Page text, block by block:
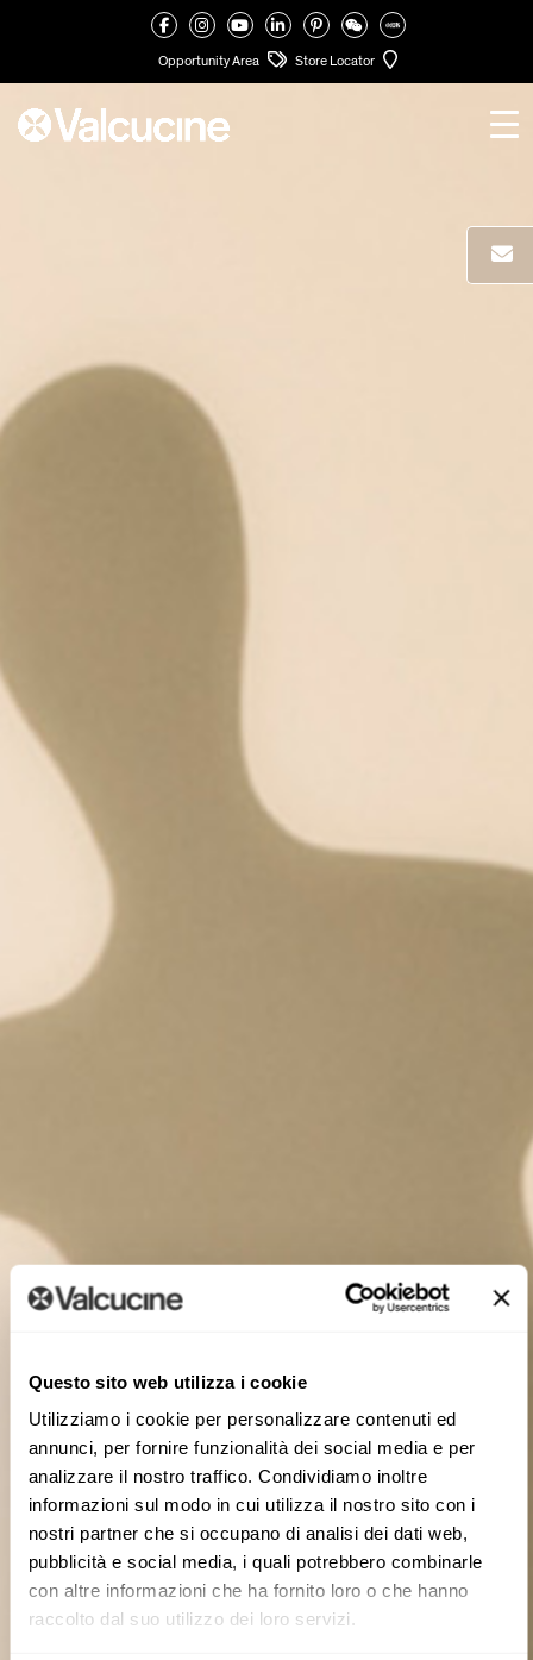
Questo sito web utilizza i cookie
Utilizziamo i cookie per personalizzare contenuti ed
annunci, per fornire funzionalità dei social media e per
analizzare il nostro traffico. Condividiamo inoltre
informazioni sul modo in cui utilizza il nostro sito con i
nostri partner che si occupano di analisi dei dati web,
pubblicità e social media, i quali potrebbero combinarle
con altre informazioni che ha fornito loro o che hanno
raccolto dal suo utilizzo dei loro servizi.
Opportunity Area Store Locator
FINITURE > VITRUM: CUCINE IN VETRO > VITRUM ARTE